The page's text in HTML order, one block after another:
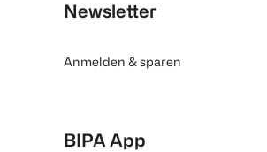
Newsletter
Anmelden & sparen
BIPA App